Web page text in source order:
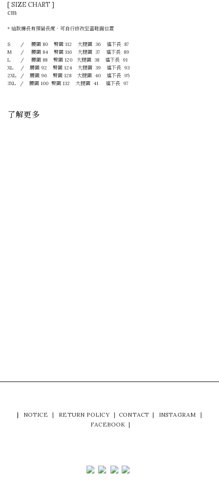
[ SIZE CHART ]
cm
* 這款褲長有預留長度，可自行修改至蓋鞋面位置
S / 腰圍 80 臀圍 112 大腿圍 36 襠下長 87
M / 腰圍 84 臀圍 116 大腿圍 37 襠下長 89
L / 腰圍 88 臀圍 120 大腿圍 38 襠下長 91
XL / 腰圍 92 臀圍 124 大腿圍 39 襠下長 93
2XL / 腰圍 96 臀圍 128 大腿圍 40 襠下長 95
3XL / 腰圍 100 臀圍 132 大腿圍 41 襠下長 97
了解更多
| NOTICE | RETURN POLICY | CONTACT | INSTAGRAM
|
FACEBOOK |